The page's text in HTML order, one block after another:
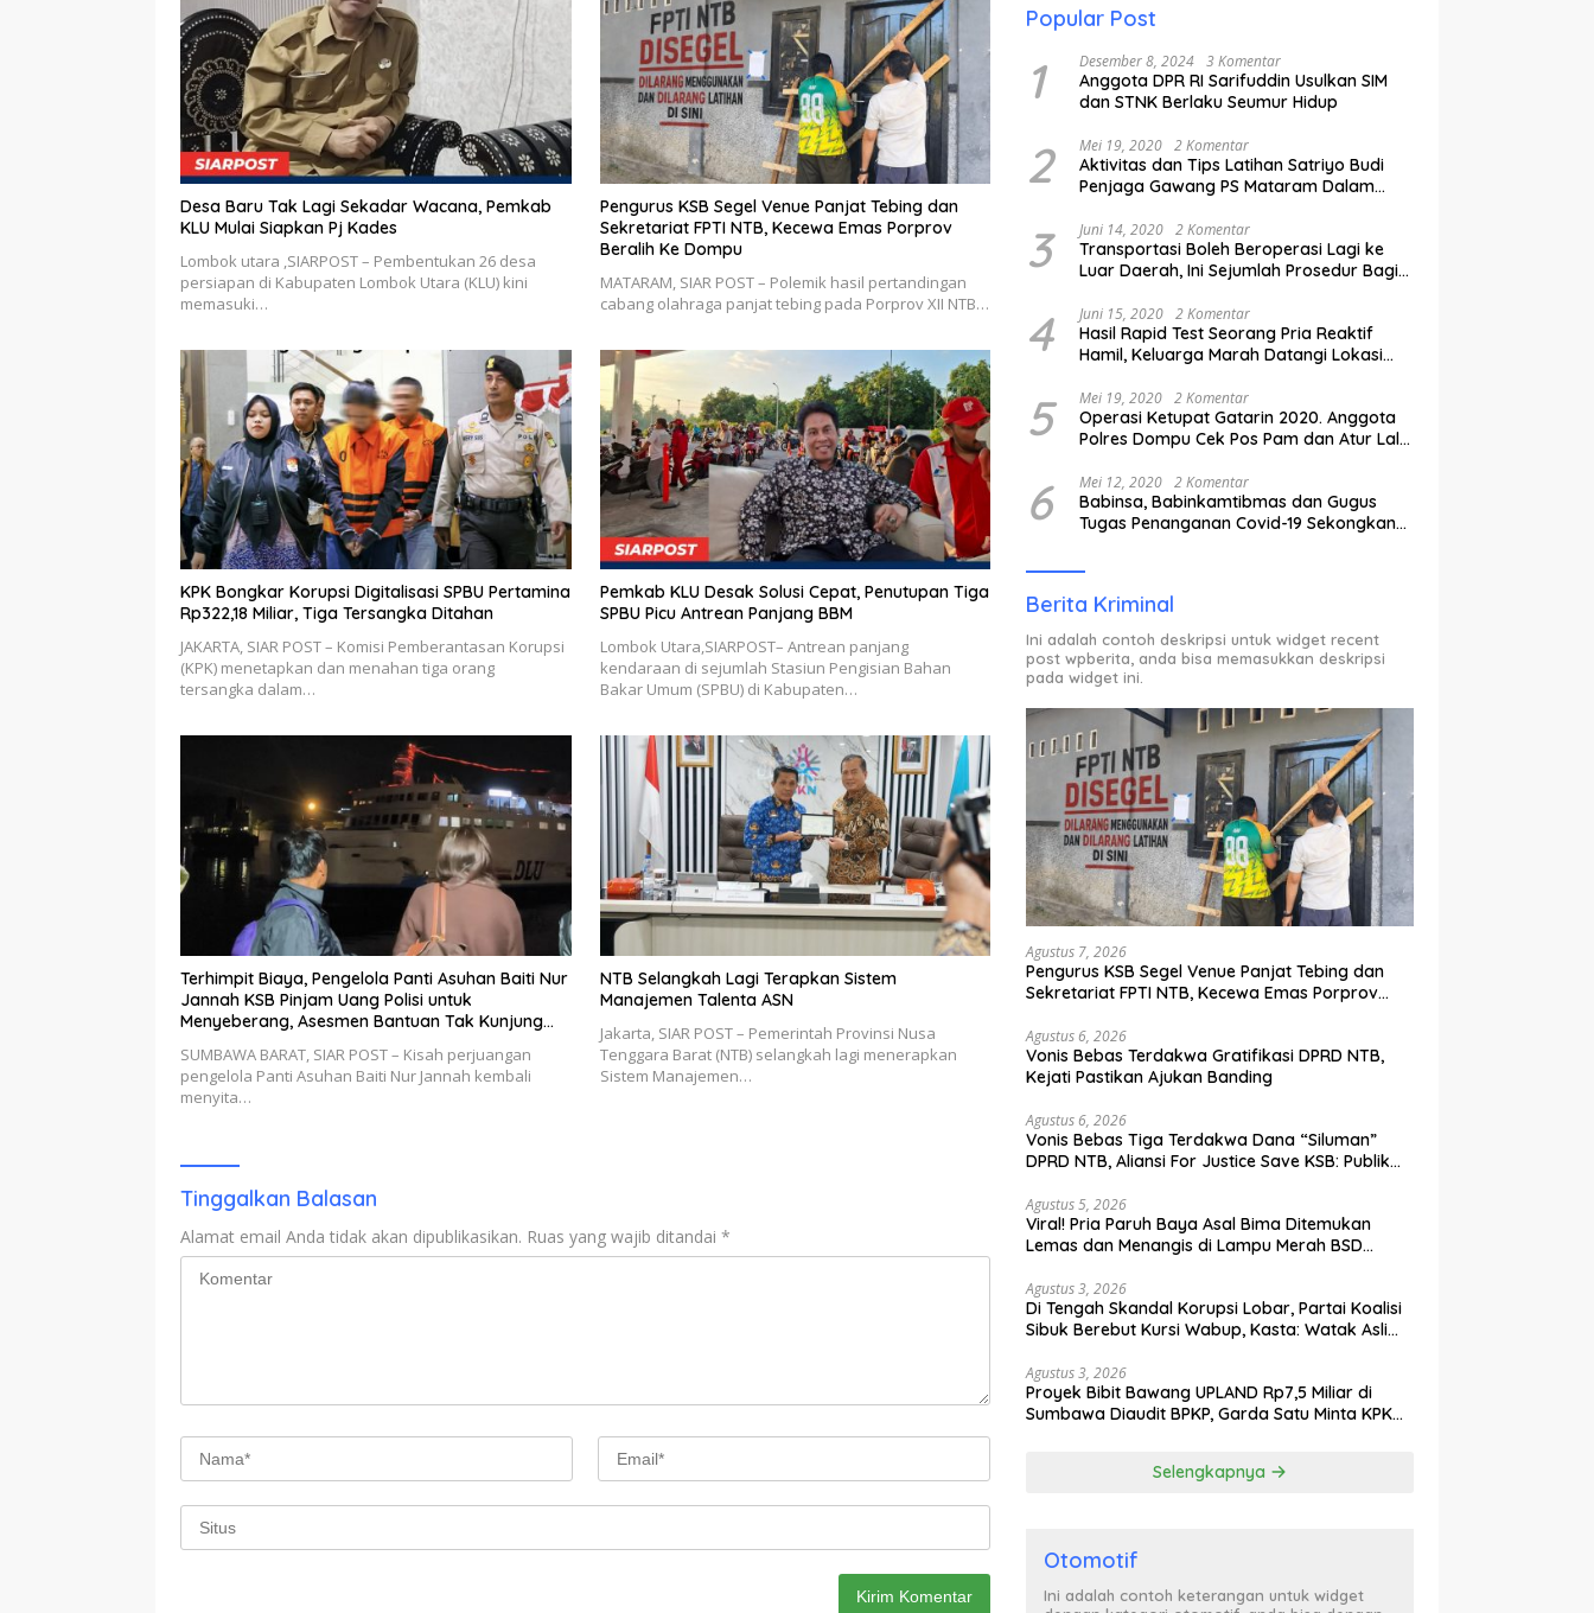
Desa Baru Tak Lagi Sekadar Wacana, Pemkab
KLU Mulai Siapkan Pj Kades
Lombok utara ,SIARPOST – Pembentukan 26 desa
persiapan di Kabupaten Lombok Utara (KLU) kini
memasuki…
Pengurus KSB Segel Venue Panjat Tebing dan
Sekretariat FPTI NTB, Kecewa Emas Porprov
Beralih Ke Dompu
MATARAM, SIAR POST – Polemik hasil pertandingan
cabang olahraga panjat tebing pada Porprov XII NTB…
KPK Bongkar Korupsi Digitalisasi SPBU Pertamina
Rp322,18 Miliar, Tiga Tersangka Ditahan
JAKARTA, SIAR POST – Komisi Pemberantasan Korupsi
(KPK) menetapkan dan menahan tiga orang
tersangka dalam…
Pemkab KLU Desak Solusi Cepat, Penutupan Tiga
SPBU Picu Antrean Panjang BBM
Lombok Utara,SIARPOST– Antrean panjang
kendaraan di sejumlah Stasiun Pengisian Bahan
Bakar Umum (SPBU) di Kabupaten…
Terhimpit Biaya, Pengelola Panti Asuhan Baiti Nur
Jannah KSB Pinjam Uang Polisi untuk
Menyeberang, Asesmen Bantuan Tak Kunjung
SUMBAWA BARAT, SIAR POST – Kisah perjuangan
pengelola Panti Asuhan Baiti Nur Jannah kembali
menyita…
NTB Selangkah Lagi Terapkan Sistem
Manajemen Talenta ASN
Jakarta, SIAR POST – Pemerintah Provinsi Nusa
Tenggara Barat (NTB) selangkah lagi menerapkan
Sistem Manajemen…
Tinggalkan Balasan
Alamat email Anda tidak akan dipublikasikan. Ruas yang wajib ditandai *
Popular Post
1 Desember 8, 2024 3 Komentar
Anggota DPR RI Sarifuddin Usulkan SIM
dan STNK Berlaku Seumur Hidup
2 Mei 19, 2020 2 Komentar
Aktivitas dan Tips Latihan Satriyo Budi
Penjaga Gawang PS Mataram Dalam
3 Juni 14, 2020 2 Komentar
Transportasi Boleh Beroperasi Lagi ke
Luar Daerah, Ini Sejumlah Prosedur Bagi
4 Juni 15, 2020 2 Komentar
Hasil Rapid Test Seorang Pria Reaktif
Hamil, Keluarga Marah Datangi Lokasi
5 Mei 19, 2020 2 Komentar
Operasi Ketupat Gatarin 2020. Anggota
Polres Dompu Cek Pos Pam dan Atur Lalu
6 Mei 12, 2020 2 Komentar
Babinsa, Babinkamtibmas dan Gugus
Tugas Penanganan Covid-19 Sekongkang
ODP.
Berita Kriminal
Ini adalah contoh deskripsi untuk widget recent
post wpberita, anda bisa memasukkan deskripsi
pada widget ini.
Agustus 7, 2026
Pengurus KSB Segel Venue Panjat Tebing dan
Sekretariat FPTI NTB, Kecewa Emas Porprov
Agustus 6, 2026
Vonis Bebas Terdakwa Gratifikasi DPRD NTB,
Kejati Pastikan Ajukan Banding
Agustus 6, 2026
Vonis Bebas Tiga Terdakwa Dana “Siluman”
DPRD NTB, Aliansi For Justice Save KSB: Publik
Agustus 5, 2026
Viral! Pria Paruh Baya Asal Bima Ditemukan
Lemas dan Menangis di Lampu Merah BSD
Agustus 3, 2026
Di Tengah Skandal Korupsi Lobar, Partai Koalisi
Sibuk Berebut Kursi Wabup, Kasta: Watak Asli
Agustus 3, 2026
Proyek Bibit Bawang UPLAND Rp7,5 Miliar di
Sumbawa Diaudit BPKP, Garda Satu Minta KPK
Selengkapnya
Otomotif
Ini adalah contoh keterangan untuk widget